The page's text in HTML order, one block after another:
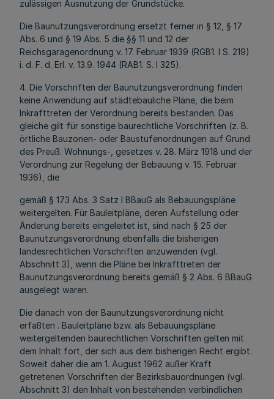
zulässigen Ausnutzung der Grundstücke.
Die Baunutzungsverordnung ersetzt ferner in § 12, § 17
Abs. 6 und § 19 Abs. 5 die §§ 11 und 12 der
Reichsgaragenordnung v. 17. Februar 1939 (RGB1. l S. 219)
i. d. F. d. Erl. v. 13.9. 1944 (RAB1. S. I 325).
4. Die Vorschriften der Baunutzungsverordnung finden
keine Anwendung auf städtebauliche Pläne, die beim
Inkrafttreten der Verordnung bereits bestanden. Das
gleiche gilt für sonstige baurechtliche Vorschriften (z. B.
örtliche Bauzonen- oder Baustufenordnungen auf Grund
des Preuß. Wohnungs-, gesetzes v. 28. März 1918 und der
Verordnung zur Regelung der Bebauung v. 15. Februar
1936), die
gemäß § 173 Abs. 3 Satz l BBauG als Bebauungspläne
weitergelten. Für Bauleitpläne, deren Aufstellung oder
Änderung bereits eingeleitet ist, sind nach § 25 der
Baunutzungsverordnung ebenfalls die bisherigen
landesrechtlichen Vorschriften anzuwenden (vgl.
Abschnitt 3), wenn die Pläne bei Inkrafttreten der
Baunutzungsverordnung bereits gemäß § 2 Abs. 6 BBauG
ausgelegt waren.
Die danach von der Baunutzungsverordnung nicht
erfaßten . Bauleitpläne bzw. als Bebauungspläne
weitergeltenden baurechtlichen Vorschriften gelten mit
dem Inhalt fort, der sich aus dem bisherigen Recht ergibt.
Soweit daher die am 1. August 1962 außer Kraft
getretenen Vorschriften der Bezirksbauordnungen (vgl.
Abschnitt 3) den Inhalt von bestehenden verbindlichen